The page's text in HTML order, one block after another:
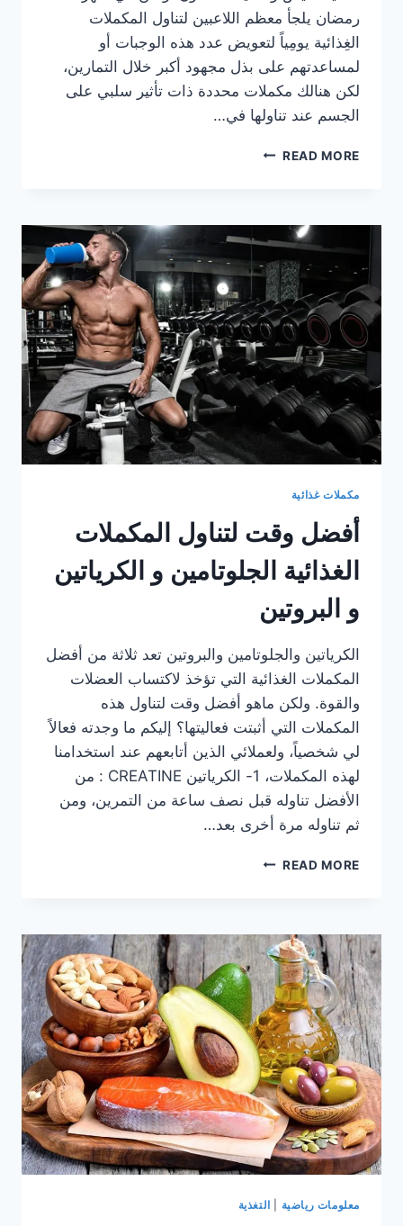
رمضان يلجأ معظم اللاعبين لتناول المكملات
الغِذائية يومِياً لتعويض عدد هذه الوجبات أو
لمساعدتهم على بذل مجهود أكبر خلال التمارين،
لكن هنالك مكملات محددة ذات تأثير سلبي على
الجسم عند تناولها في…
READ MOREالمكملات
تجنبها
تماماً
أو
التخفيف
منها
في
شهر
رمضان
مكملات غذائية
أفضل وقت لتناول المكملات
الغذائية الجلوتامين و الكرياتين
و البروتين
الكرياتين والجلوتامين والبروتين تعد ثلاثة من أفضل
المكملات الغذائية التي تؤخذ لاكتساب العضلات
والقوة. ولكن ماهو أفضل وقت لتناول هذه
المكملات التي أثبتت فعاليتها؟ إليكم ما وجدته فعالاً
لي شخصياً، ولعملائي الذين أتابعهم عند استخدامنا
لهذه المكملات، 1- الكرياتين CREATINE : من
الأفضل تناوله قبل نصف ساعة من التمرين، ومن
ثم تناوله مرة أخرى بعد…
READ MOREأفضل
الغذائية
الجلوتامين
و
الكرياتين
و
البروتين
معلومات رياضية التغذية